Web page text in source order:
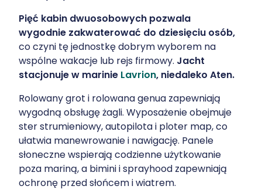
Pięć kabin dwuosobowych pozwala
wygodnie zakwaterować do dziesięciu osób,
co czyni tę jednostkę dobrym wyborem na
wspólne wakacje lub rejs firmowy. Jacht
stacjonuje w marinie Lavrion, niedaleko Aten.
Rolowany grot i rolowana genua zapewniają
wygodną obsługę żagli. Wyposażenie obejmuje
ster strumieniowy, autopilota i ploter map, co
ułatwia manewrowanie i nawigację. Panele
słoneczne wspierają codzienne użytkowanie
poza mariną, a bimini i sprayhood zapewniają
ochronę przed słońcem i wiatrem.